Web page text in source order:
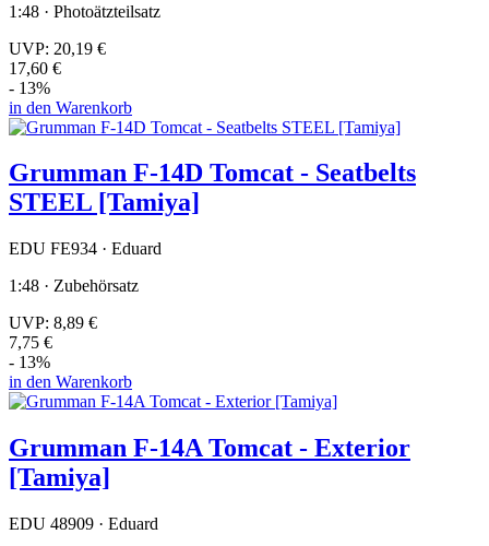
1:48 · Photoätzteilsatz
UVP: 20,19 €
17,60 €
- 13%
in den Warenkorb
Grumman F-14D Tomcat - Seatbelts
STEEL [Tamiya]
EDU FE934 · Eduard
1:48 · Zubehörsatz
UVP: 8,89 €
7,75 €
- 13%
in den Warenkorb
Grumman F-14A Tomcat - Exterior
[Tamiya]
EDU 48909 · Eduard